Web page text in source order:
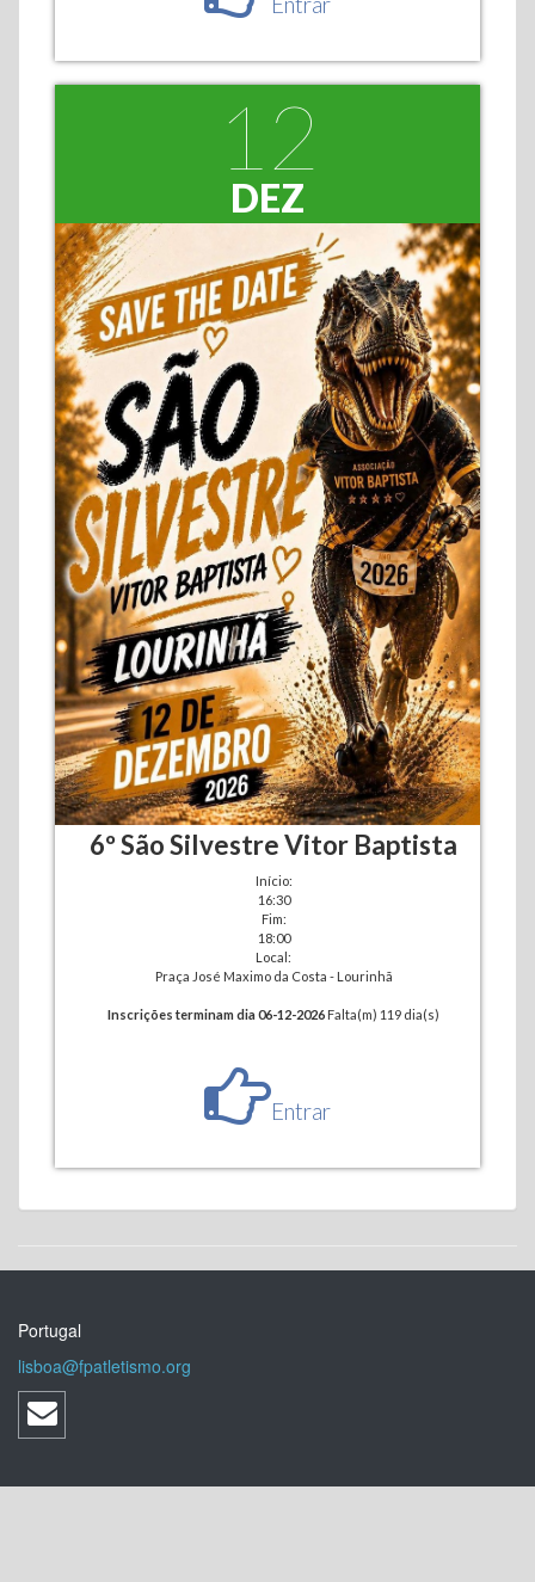
12
DEZ
6º São Silvestre Vitor Baptista
Início:
16:30
Fim:
18:00
Local:
Praça José Maximo da Costa - Lourinhã
Inscrições terminam dia 06-12-2026 Falta(m) 119 dia(s)
Entrar
Portugal
lisboa@fpatletismo.org